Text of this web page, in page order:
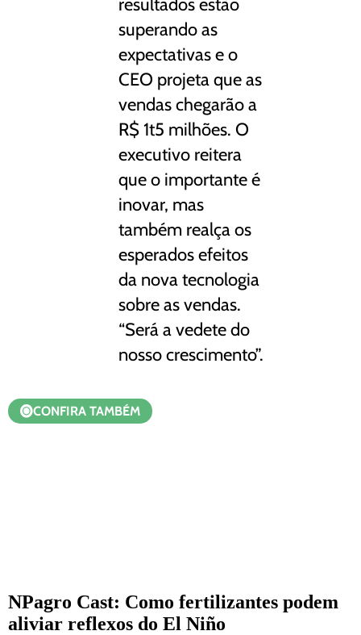
resultados estão
superando as
expectativas e o
CEO projeta que as
vendas chegarão a
R$ 1t5 milhões. O
executivo reitera
que o importante é
inovar, mas
também realça os
esperados efeitos
da nova tecnologia
sobre as vendas.
“Será a vedete do
nosso crescimento”.
CONFIRA TAMBÉM
NPagro Cast: Como fertilizantes podem
aliviar reflexos do El Niño